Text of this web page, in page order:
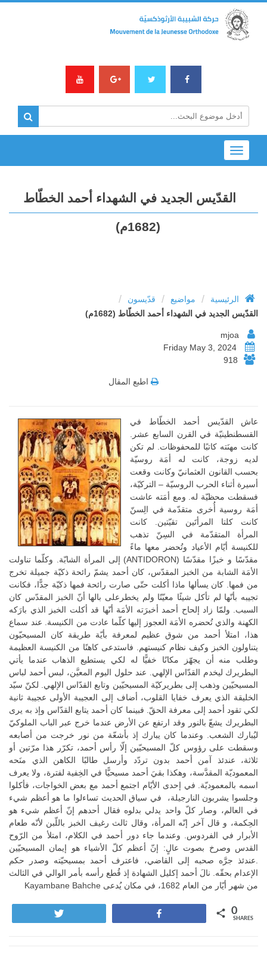
Toggle
navigation
القدّيس الجديد في الشهداء أحمد الخطّاط
(1682م)
الرئيسية / مواضيع / قدّيسون /
القدّيس الجديد في الشهداء أحمد الخطّاط (1682م)
918
اطبع المقال
عاش القدّيس أحمد الخطّاط في
القسطنطينيّة في القرن السابع عشر.
كانت مهنَته كاتبًا للمحفوظات. لم تكن
لديه زوجة، كانت له أمَة روسيّة
بحسب القانون العثمانيّ وكانت وقعت
أسيرة أثناء الحرب الروسيّة – التركيّة،
فسقطت محظيّة له. ومع أمَته عاشت
أمَة روسية أُخرى متقدّمة في الِسنّ
كانت كلتا المرأتَين تقيّتين. كانت
المرأة المتقدّمة في السِنّ تذهب
للكنيسة أيّام الأعياد وتُحضر معها ماءً
مقدّسًا و خبزًا مقدّسًا (ANTIDORON) إلى المرأة الشابّة. وكلّما تناولت
الأمَة الشابة من الخبز المقدّس، كان أحمد يشمّ رائحة ذكيّة جميلة تخرج
من فمها. كان يسألها ماذا أكلت حتّى صارت رائحة فمها ذكيّة جدًّا، فكانت
تجيبه بأنّها لم تأكل شيئًا معيّنًا ولم يخطرعلى بالها أنّ الخبز المقدّس كان
السبب. ولمّا زاد إلحاح أحمد أخبرَته الأمَة أنّها قد أكلت الخبز الذي بارَكه
الكهنة والذي تُحضره الأمَة العجوز إليها كلّما عادت من الكنيسة. عند سماع
هذا، امتلأ أحمد من شوق عظيم لمعرفة بأيّة طريقة كان المسيحيّون
يتناولون الخبز وكيف نظام كنيستهم. فاستدعى كاهنًا من الكنيسة العظيمة
وطلب منه أن يجهّز مكانًا خفيًّا له لكي يستطيع الذهاب عندما يأتي
البطريرك ليخدم القدّاس الإلهي. عند حلول اليوم المعيَّن، لبس أحمد لباس
المسيحيّين وذهب إلى بطريركيّة المسيحيّين وتابع القدّاس الإلهي. لكنّ سيّد
الخليقة الذي يعرف خفايا القلوب، أضاف إلى العجيبة الأولى عجيبة ثانية
لكي تقود أحمد إلى معرفة الحقّ. فبينما كان أحمد يتابع القدّاس وإذ به يرى
البطريرك يشعّ بالنور وقد ارتفع عن الأرض عندما خرج عبر الباب الملوكيّ
ليُبارك الشعب. وعندما كان يبارك إذ بأشعّة من نور خرجت من أصابعه
وسقطت على رؤوس كلّ المسيحيّين إلّا رأس أحمد، تكرّر هذا مرّتين أو
ثلاثة، عندئذ آمن أحمد بدون تردّد وأرسل طالبًا الكاهن الذي منَحه
المعموديّة المقدَّسة، وهكذا بقيَ أحمد مسيحيًّا في الخِفية لفترة، ولا يعرف
اسمه بالمعموديّة. في إحدى الأيّام اجتمع أحمد مع بعض الخواجات، فأكلوا
وجلسوا يشربون النارجيلة، في سياق الحديث تساءلوا ما هو أعظم شيء
في العالم، وصار كلّ واحد يدلي بدلوه فقال أحدهم إنّ أعظم شيء هو
الحِكمة، و قال آخر إنّه المرأة، وقال ثالث رغيف الخبز باللّبن لأنّه طعام
الأبرار في الفردوس. وعندما جاء دور أحمد في الكلام، امتلأ من الرّوح
القدس وصرخ بصوت عالٍ: إنّ أعظم كلّ الأشياء هو إيمان المسيحيّين
.عندئذ جرَّه صحبه إلى القاضي، فاعترف أحمد بمسيحيّته وصدر حكم
الإعدام بحقّه. نالَ أحمد إكليل الشهادة إذ قُطع رأسه بأمر الوالي في الثالث
من شهر أيّار من العام 1682، في مكان يُدعى Kayambane Bahche
0
SHARES